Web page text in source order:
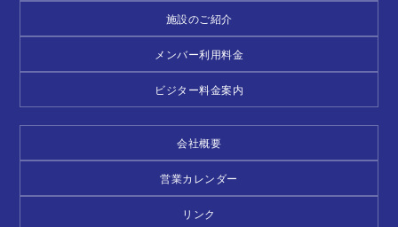
施設のご紹介
メンバー利用料金
ビジター料金案内
会社概要
営業カレンダー
リンク